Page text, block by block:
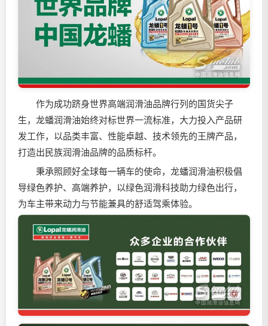
作为成功跻身世界高端润滑油品牌行列的国货尖子
生，龙蟠润滑油始终对标世界一流标准，大力投入产品研
发工作，以品类丰富、性能卓越、技术领先的王牌产品，
打造出民族润滑油品牌的品质标杆。
秉承照顾好全球每一辆车的使命，龙蟠润滑油积极倡
导绿色养护、高端养护，以绿色润滑科技助力绿色出行，
为车主带来动力与节能兼具的舒适驾乘体验。